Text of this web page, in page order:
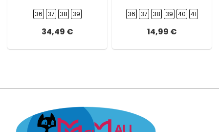
36 37 38 39
34,49 €
36 37 38 39 40 41
14,99 €